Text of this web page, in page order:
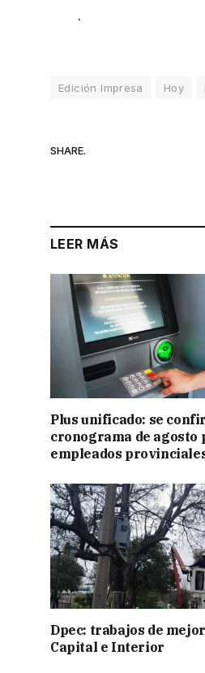
.
Edición Impresa Hoy
SHARE.
LEER MÁS
Plus unificado: se
cronograma de agosto
empleados
Dpec: trabajos de
Capital e Interior